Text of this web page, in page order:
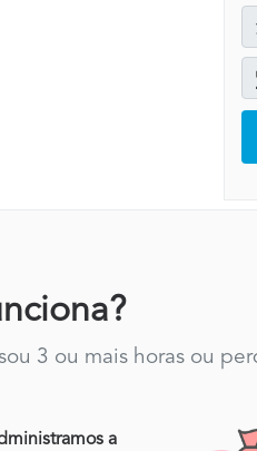
3 ou mais horas ou
a